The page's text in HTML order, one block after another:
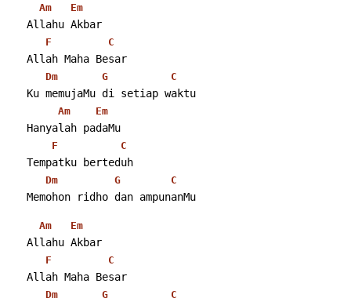
Am Em
Allahu Akbar
F C
Allah Maha Besar
Dm G C
Ku memujaMu di setiap waktu
Am Em
Hanyalah padaMu
F C
Tempatku berteduh
Dm G C
Memohon ridho dan ampunanMu
Am Em
Allahu Akbar
F C
Allah Maha Besar
Dm G C